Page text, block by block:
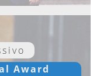
Award